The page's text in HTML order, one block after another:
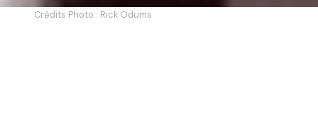
Crédits Photo : Rick Odums